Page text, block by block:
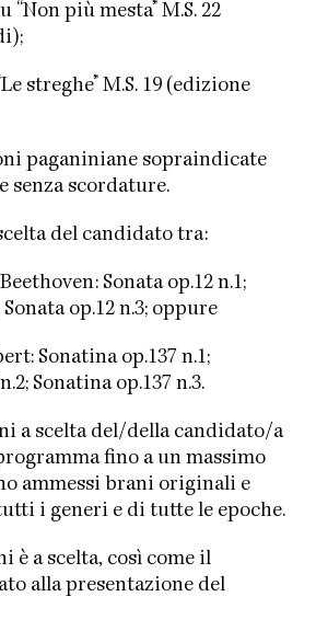
più mesta” M.S. 22
streghe” M.S. 19 (edizione
paganiniane sopraindicate
senza scordature.
del candidato tra:
Sonata op.12 n.1;
Sonata op.12 n.3; oppure
Sonatina op.137 n.1;
Sonatina op.137 n.3.
a scelta del/della candidato/a
fino a un massimo
ammessi brani originali e
i generi e di tutte le epoche.
è a scelta, così come il
alla presentazione del